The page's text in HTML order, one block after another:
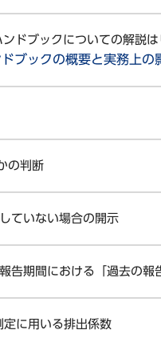
ドブックについての解説は
ブックの概要と実務上
の判断
ていない場合の開示
告期間における「過去の
に用いる排出係数